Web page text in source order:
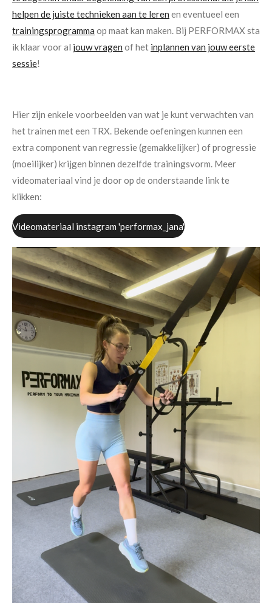
helpen de juiste technieken aan te leren en eventueel een
trainingsprogramma op maat kan maken. Bij PERFORMAX sta
ik klaar voor al jouw vragen of het inplannen van jouw eerste
sessie!
Hier zijn enkele voorbeelden van wat je kunt verwachten van
het trainen met een TRX. Bekende oefeningen kunnen een
extra component van regressie (gemakkelijker) of progressie
(moeilijker) krijgen binnen dezelfde trainingsvorm. Meer
videomateriaal vind je door op de onderstaande link te
klikken:
Videomateriaal instagram 'performax_jana'